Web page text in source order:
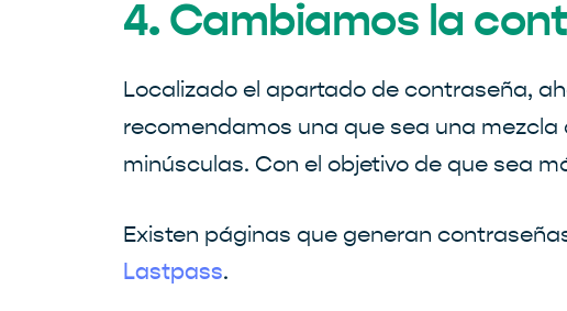
4. Cambiamos la
Localizado el apartado de contraseña,
recomendamos una que sea una
minúsculas. Con el objetivo de que sea
Existen páginas que generan
Lastpass.